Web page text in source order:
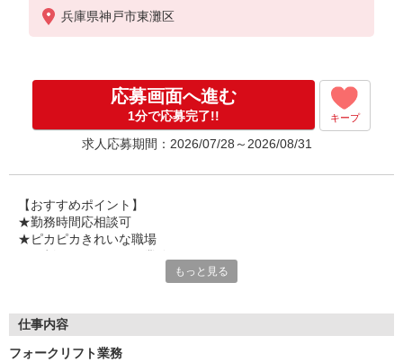
月給例：
1620円×6時間＝9,720円×20日＝19万4,400円
別途 交通費全額支給
兵庫県神戸市東灘区
応募画面へ進む
1分で応募完了!! キープ
求人応募期間：2026/07/28～2026/08/31
【おすすめポイント】
★勤務時間応相談可
★ピカピカきれいな職場
★マイカー・バイク通勤OK
もっと見る
仕事内容
フォークリフト業務